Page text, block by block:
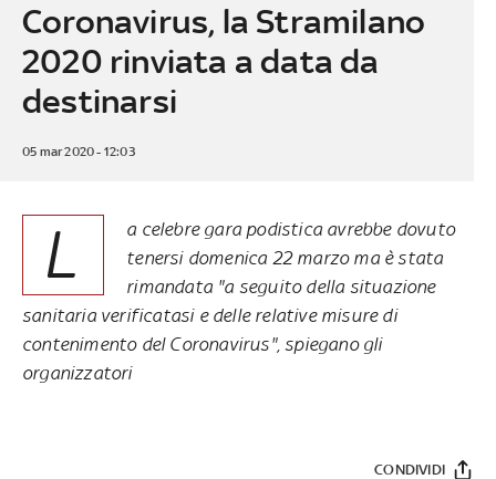
Coronavirus, la Stramilano
2020 rinviata a data da
destinarsi
05 mar 2020 - 12:03
L
a celebre gara podistica avrebbe dovuto
tenersi domenica 22 marzo ma è stata
rimandata "a seguito della situazione
sanitaria verificatasi e delle relative misure di
contenimento del Coronavirus", spiegano gli
organizzatori
CONDIVIDI